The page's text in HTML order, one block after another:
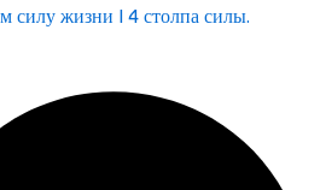
силу жизни | 4 столпа силы.